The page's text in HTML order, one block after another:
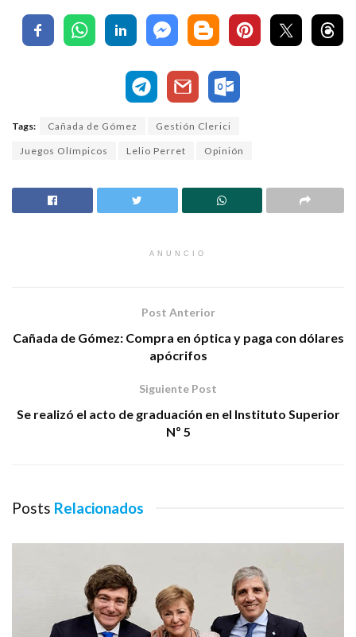
Tags: Cañada de Gómez Gestión Clerici
Juegos Olímpicos Lelio Perret Opinión
ANUNCIO
Post Anterior
Cañada de Gómez: Compra en óptica y paga con dólares
apócrifos
Siguiente Post
Se realizó el acto de graduación en el Instituto Superior
Nº 5
Posts Relacionados